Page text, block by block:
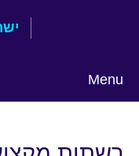
Menu
language